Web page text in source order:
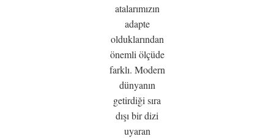
atalarımızın
adapte
olduklarından
önemli ölçüde
farklı. Modern
dünyanın
getirdiği sıra
dışı bir dizi
uyaran